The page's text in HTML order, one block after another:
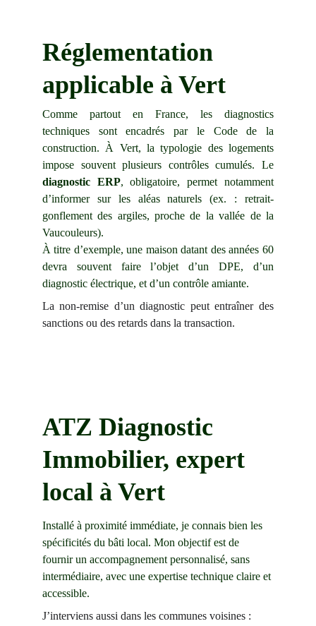
Réglementation
applicable à Vert
Comme partout en France, les diagnostics
techniques sont encadrés par le Code de la
construction. À Vert, la typologie des logements
impose souvent plusieurs contrôles cumulés. Le
diagnostic ERP, obligatoire, permet notamment
d’informer sur les aléas naturels (ex. : retrait-
gonflement des argiles, proche de la vallée de la
Vaucouleurs).
À titre d’exemple, une maison datant des années 60
devra souvent faire l’objet d’un DPE, d’un
diagnostic électrique, et d’un contrôle amiante.
La non-remise d’un diagnostic peut entraîner des
sanctions ou des retards dans la transaction.
ATZ Diagnostic
Immobilier, expert
local à Vert
Installé à proximité immédiate, je connais bien les
spécificités du bâti local. Mon objectif est de
fournir un accompagnement personnalisé, sans
intermédiaire, avec une expertise technique claire et
accessible.
J’interviens aussi dans les communes voisines :